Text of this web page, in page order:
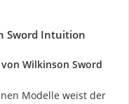
Sword Intuition
Wilkinson Sword
Modelle weist der